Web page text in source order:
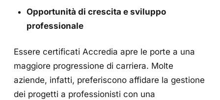
Opportunità di crescita e sviluppo
professionale
Essere certificati Accredia apre le porte a una
maggiore progressione di carriera. Molte
aziende, infatti, preferiscono affidare la gestione
dei progetti a professionisti con una